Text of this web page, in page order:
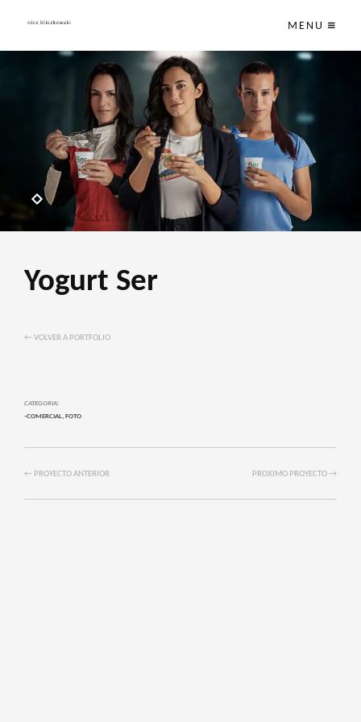
MENU
Yogurt Ser
← VOLVER A PORTFOLIO
CATEGORIA:
-COMERCIAL, FOTO
PROXIMO PROYECTO →
← PROYECTO ANTERIOR